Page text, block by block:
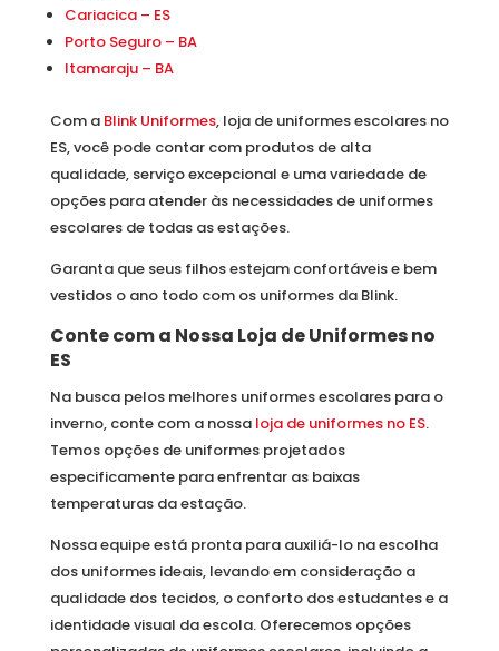
Cariacica – ES
Porto Seguro – BA
Itamaraju – BA
Com a Blink Uniformes, loja de uniformes escolares no
ES, você pode contar com produtos de alta
qualidade, serviço excepcional e uma variedade de
opções para atender às necessidades de uniformes
escolares de todas as estações.
Garanta que seus filhos estejam confortáveis e bem
vestidos o ano todo com os uniformes da Blink.
Conte com a Nossa Loja de Uniformes no
ES
Na busca pelos melhores uniformes escolares para o
inverno, conte com a nossaloja de uniformes no ES.
Temos opções de uniformes projetados
especificamente para enfrentar as baixas
temperaturas da estação.
Nossa equipe está pronta para auxiliá-lo na escolha
dos uniformes ideais, levando em consideração a
qualidade dos tecidos, o conforto dos estudantes e a
identidade visual da escola. Oferecemos opções